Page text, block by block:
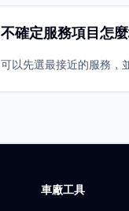
不確定服務項目怎麼
可以先選最接近的服務，
車廠工具